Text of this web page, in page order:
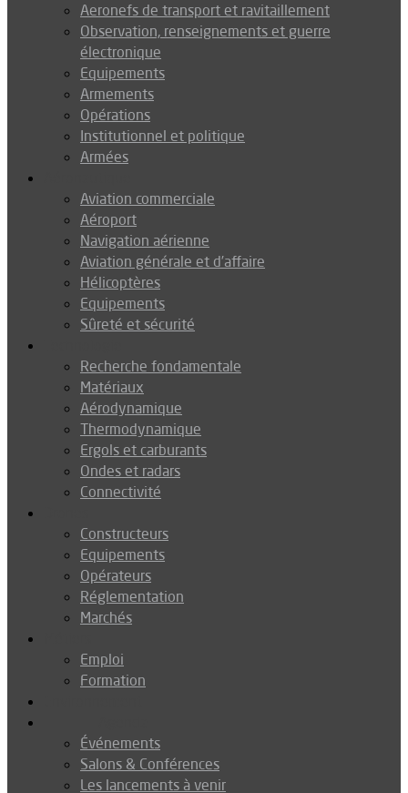
Aeronefs de transport et ravitaillement
Observation, renseignements et guerre
électronique
Equipements
Armements
Opérations
Institutionnel et politique
Armées
Aviation commerciale
Aéroport
Navigation aérienne
Aviation générale et d’affaire
Hélicoptères
Equipements
Sûreté et sécurité
Recherche fondamentale
Matériaux
Aérodynamique
Thermodynamique
Ergols et carburants
Ondes et radars
Connectivité
Constructeurs
Equipements
Opérateurs
Réglementation
Marchés
Emploi
Formation
Événements
Salons & Conférences
Les lancements à venir